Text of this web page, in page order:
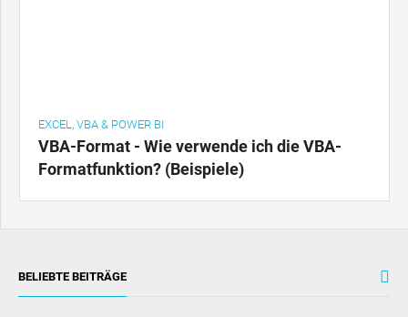
EXCEL, VBA & POWER BI
VBA-Format - Wie verwende ich die VBA-
Formatfunktion? (Beispiele)
BELIEBTE BEITRÄGE